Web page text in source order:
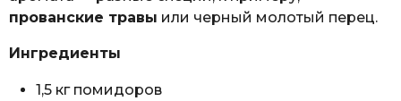
прованские травы или черный молотый перец.
Ингредиенты
1,5 кг помидоров